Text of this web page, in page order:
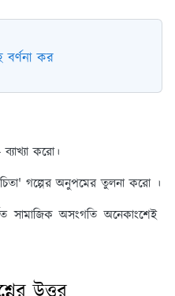
বর্ণনা কর
করো।
গল্পের অনুপমের তুলনা করো ।
সামাজিক অসংগতি অনেকাংশেই